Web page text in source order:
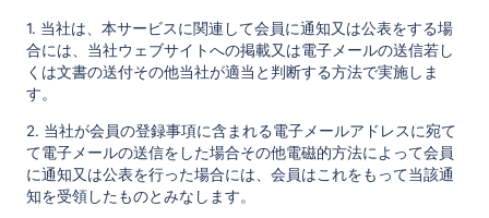
1. 当社は、本サービスに関連して会員に通知又は公表をする場
合には、当社ウェブサイトへの掲載又は電子メールの送信若し
くは文書の送付その他当社が適当と判断する方法で実施しま
す。
2. 当社が会員の登録事項に含まれる電子メールアドレスに宛て
て電子メールの送信をした場合その他電磁的方法によって会員
に通知又は公表を行った場合には、会員はこれをもって当該通
知を受領したものとみなします。